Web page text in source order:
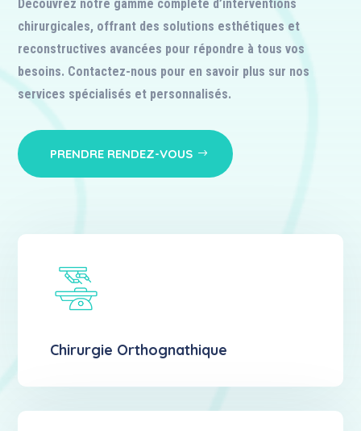
Découvrez notre gamme complète d’interventions
chirurgicales, offrant des solutions esthétiques et
reconstructives avancées pour répondre à tous vos
besoins. Contactez-nous pour en savoir plus sur nos
services spécialisés et personnalisés.
PRENDRE RENDEZ-VOUS
Chirurgie Orthognathique